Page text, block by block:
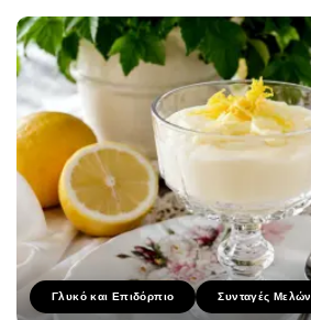
Γλυκό και Επιδόρπιο Συνταγές Μελών